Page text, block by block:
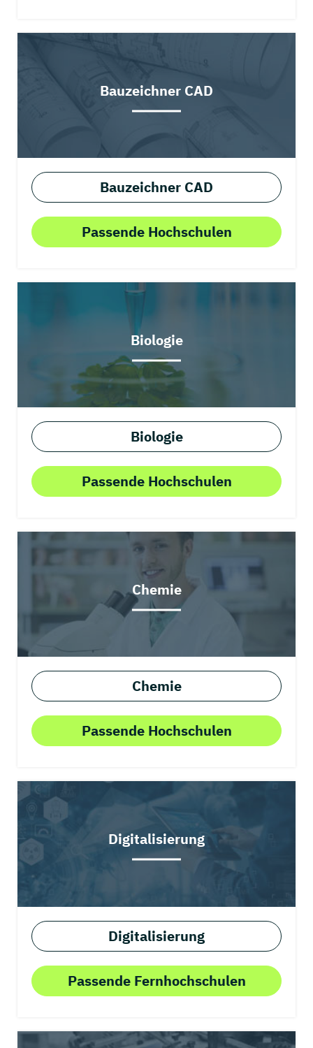
Bauzeichner CAD
Bauzeichner CAD
Passende Hochschulen
Biologie
Biologie
Passende Hochschulen
Chemie
Chemie
Passende Hochschulen
Digitalisierung
Digitalisierung
Passende Fernhochschulen